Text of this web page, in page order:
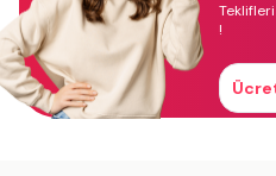
Teklifleri
!